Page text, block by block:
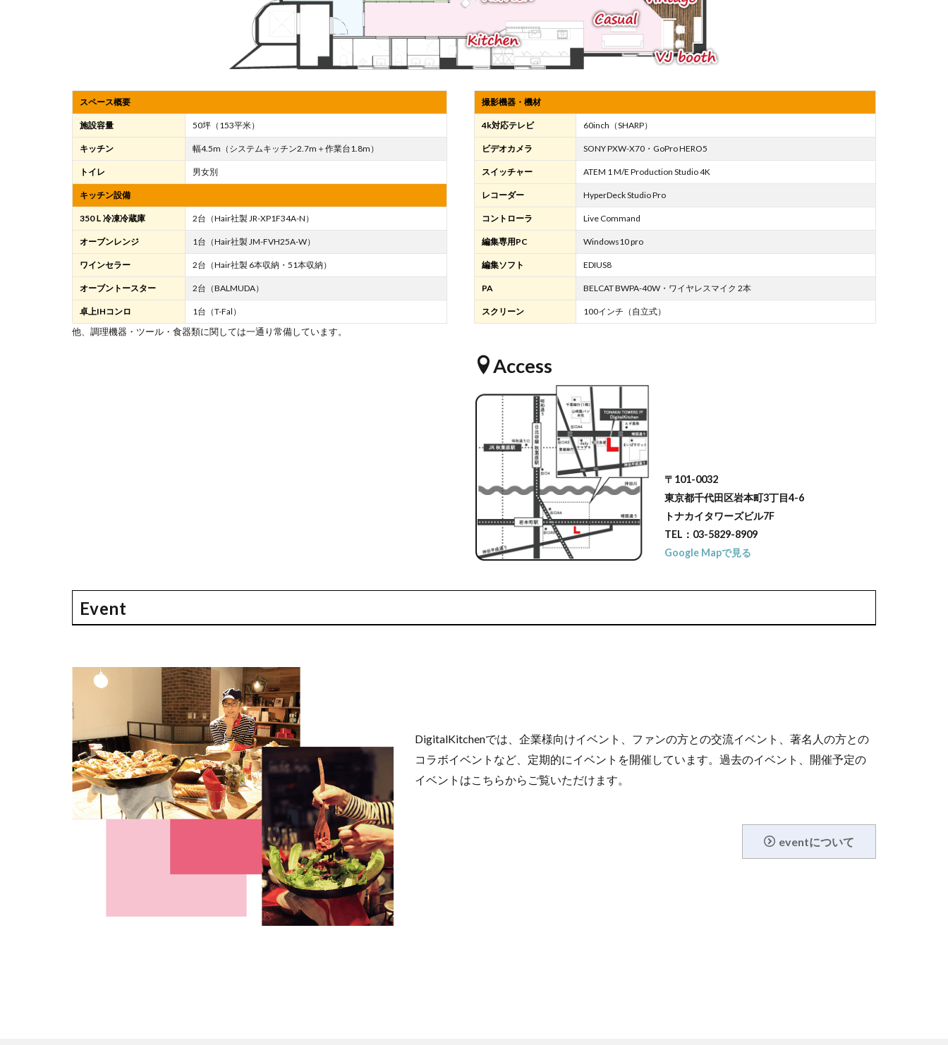
スペース概要
施設容量 50坪（153平米）
キッチン 幅4.5m（システムキッチン2.7m＋作業台1.8m）
トイレ 男女別
キッチン設備
350Ｌ冷凍冷蔵庫 2台（Hair社製 JR-XP1F34A-N）
オーブンレンジ 1台（Hair社製 JM-FVH25A-W）
ワインセラー 2台（Hair社製 6本収納・51本収納）
オーブントースター 2台（BALMUDA）
卓上IHコンロ 1台（T-Fal）
他、調理機器・ツール・食器類に関しては一通り常備しています。
撮影機器・機材
4k対応テレビ 60inch（SHARP）
ビデオカメラ SONY PXW-X70・GoPro HERO5
スイッチャー ATEM 1 M/E Production Studio 4K
レコーダー HyperDeck Studio Pro
コントローラ Live Command
編集専用PC Windows10 pro
編集ソフト EDIUS8
PA BELCAT BWPA-40W・ワイヤレスマイク 2本
スクリーン 100インチ（自立式）
Access
〒101-0032
東京都千代田区岩本町3丁目4-6
トナカイタワーズビル7F
TEL：03-5829-8909
Google Mapで見る
Event
DigitalKitchenでは、企業様向けイベント、ファンの方との交流イベント、著名人の方との
コラボイベントなど、定期的にイベントを開催しています。過去のイベント、開催予定の
イベントはこちらからご覧いただけます。
eventについて